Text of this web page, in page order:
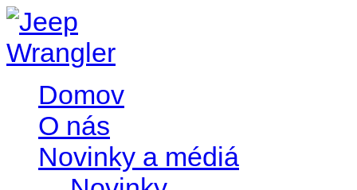
Domov
O nás
Novinky a médiá